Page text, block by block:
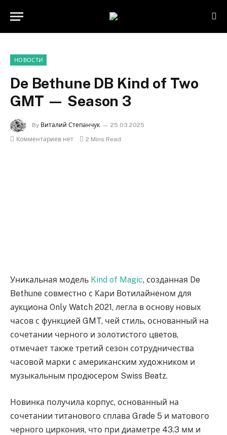
НОВОСТИ
De Bethune DB Kind of Two
GMT — Season 3
By Виталий Степанчук
25.03.2025
Комментариев нет
2 Mins Read
Уникальная модель Kind of Magic, созданная De
Bethune совместно с Кари Вотилайненом для
аукциона Only Watch 2021, легла в основу новых
часов с функцией GMT, чей стиль, основанный на
сочетании черного и золотистого цветов,
отмечает также третий сезон сотрудничества
часовой марки с американским художником и
музыкальным продюсером Swiss Beatz.
Новинка получила корпус, основанный на
сочетании титанового сплава Grade 5 и матового
черного циркония, что при диаметре 43.3 мм и